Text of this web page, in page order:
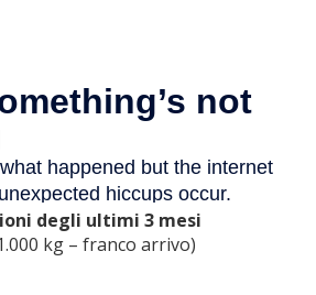
degli ultimi 3 mesi
kg – franco arrivo)